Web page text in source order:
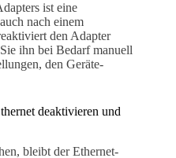
ist eine
nach einem
den Adapter
ihn bei Bedarf manuell
den Geräte-
deaktivieren und
bleibt der Ethernet-